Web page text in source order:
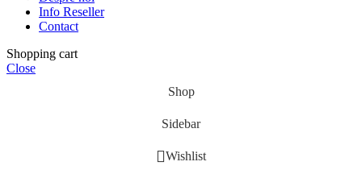
Info Reseller
Contact
Shopping cart
Close
Shop
Sidebar
Wishlist